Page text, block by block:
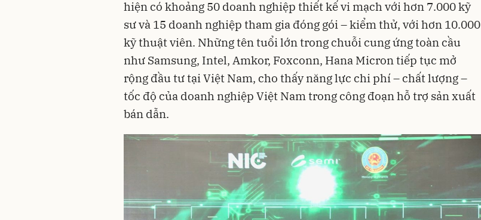
hiện có khoảng 50 doanh nghiệp thiết kế vi mạch với hơn 7.000 kỹ
sư và 15 doanh nghiệp tham gia đóng gói – kiểm thử, với hơn 10.000
kỹ thuật viên. Những tên tuổi lớn trong chuỗi cung ứng toàn cầu
như Samsung, Intel, Amkor, Foxconn, Hana Micron tiếp tục mở
rộng đầu tư tại Việt Nam, cho thấy năng lực chi phí – chất lượng –
tốc độ của doanh nghiệp Việt Nam trong công đoạn hỗ trợ sản xuất
bán dẫn.